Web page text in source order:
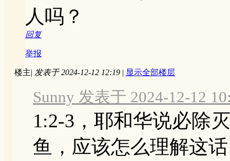
人吗？
回复
举报
楼主| 发表于 2024-12-12 12:19 | 显示全部楼层
Sunny 发表于 2024-12-12
1:2-3，耶和华说必除
鱼，应该怎么理解这